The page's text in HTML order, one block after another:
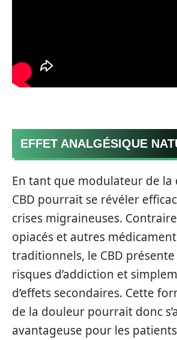
EFFET ANALGÉSIQUE
En tant que modulateur de la
CBD pourrait se révéler
crises migraineuses.
opiacés et autres
traditionnels, le CBD
risques d’addiction et
d’effets secondaires. Cette
de la douleur pourrait donc
avantageuse pour les